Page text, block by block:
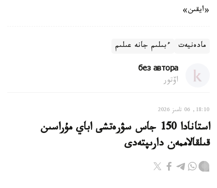
«ايقىن»
مادەنيەت ءبىلىم جانە عىلىم
без автора
اۆتور
18:10, 06 تامىز 2026
استانادا 150 جاس سۋرەتشى اباي مۇراسىن
قىلقالاممەن دارىپتەدى